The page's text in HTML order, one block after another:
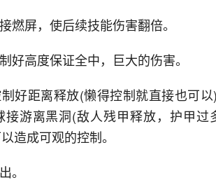
燃屏，使后续技能伤害翻倍。
好高度保证全中，巨大的伤害。
好距离释放(懒得控制就直接也可
接游离黑洞(敌人残甲释放，护甲
造成可观的控制。
。